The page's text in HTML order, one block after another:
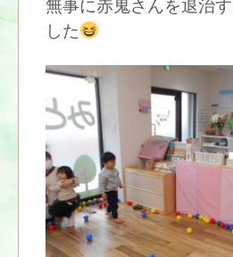
無事に赤鬼さんを退治
した